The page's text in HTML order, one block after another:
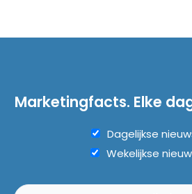
Marketingfacts. Elke
Dagelijkse
Wekelijkse